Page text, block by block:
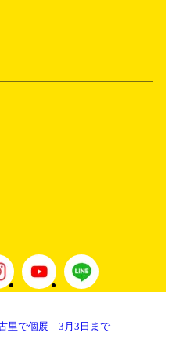
里で個展 3月3日まで